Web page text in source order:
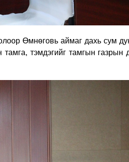
Өмнөговь аймаг дахь сум
тэмдэгийг тамгын газрын